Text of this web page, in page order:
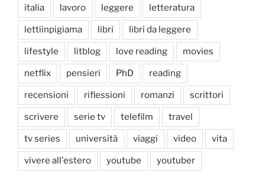
italia lavoro leggere letteratura
lettiinpigiama libri libri da leggere
lifestyle litblog love reading movies
netflix pensieri PhD reading
recensioni riflessioni romanzi scrittori
scrivere serie tv telefilm travel
tv series università viaggi video vita
vivere all'estero youtube youtuber